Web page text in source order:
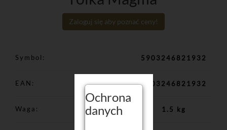
Zaloguj się aby poznać ceny!
Symbol 5903246821932
EAN 5903246821932
Waga 1.5 kg
Ochrona
danych